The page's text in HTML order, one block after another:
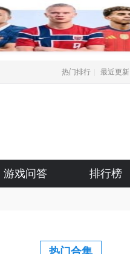
热门排行 最近更新
游戏问答 排行榜
热门合集